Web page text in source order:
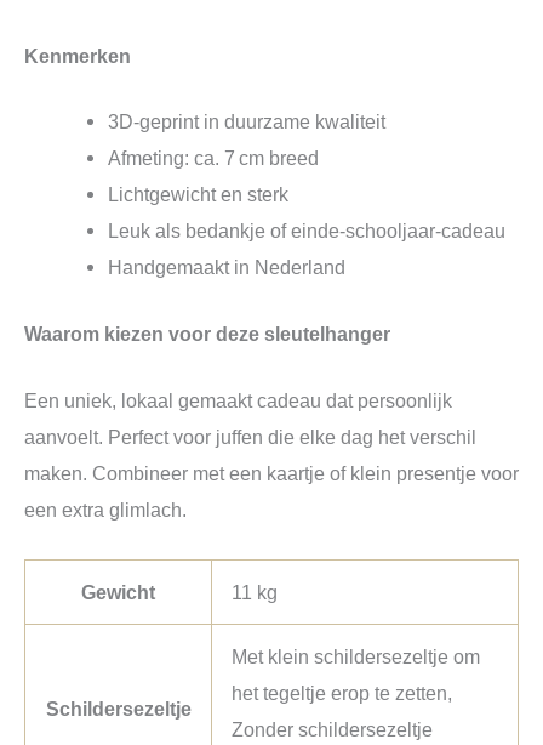
Kenmerken
3D‑geprint in duurzame kwaliteit
Afmeting: ca. 7 cm breed
Lichtgewicht en sterk
Leuk als bedankje of einde‑schooljaar‑cadeau
Handgemaakt in Nederland
Waarom kiezen voor deze sleutelhanger
Een uniek, lokaal gemaakt cadeau dat persoonlijk
aanvoelt. Perfect voor juffen die elke dag het verschil
maken. Combineer met een kaartje of klein presentje voor
een extra glimlach.
Gewicht 11 kg
Schildersezeltje
Met klein schildersezeltje om
het tegeltje erop te zetten,
Zonder schildersezeltje